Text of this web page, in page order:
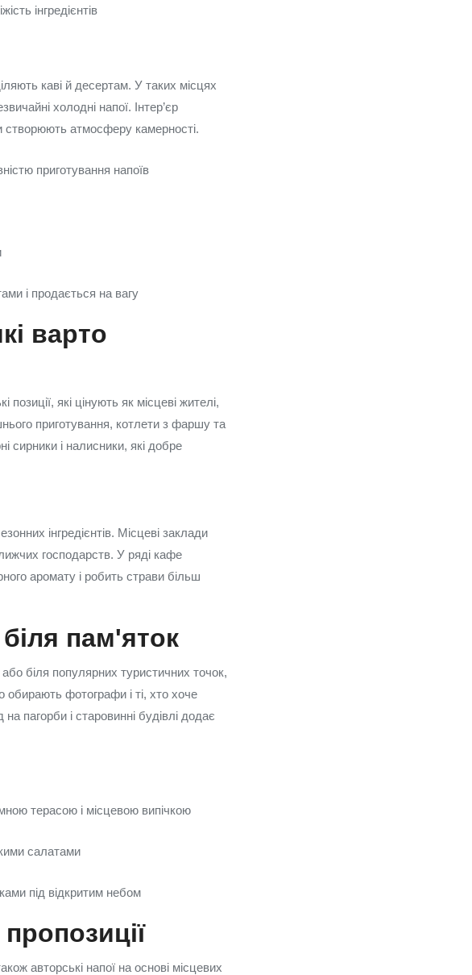
інгредієнтів
каві й десертам. У таких місцях
холодні напої. Інтер’єр
створюють атмосферу камерності.
приготування напоїв
і продається на вагу
варто
які цінують як місцеві жителі,
приготування, котлети з фаршу та
сирники і налисники, які добре
інгредієнтів. Місцеві заклади
господарств. У ряді кафе
аромату і робить страви більш
пам'яток
біля популярних туристичних точок,
обирають фотографи і ті, хто хоче
пагорби і старовинні будівлі додає
терасою і місцевою випічкою
салатами
під відкритим небом
авторські напої на основі місцевих